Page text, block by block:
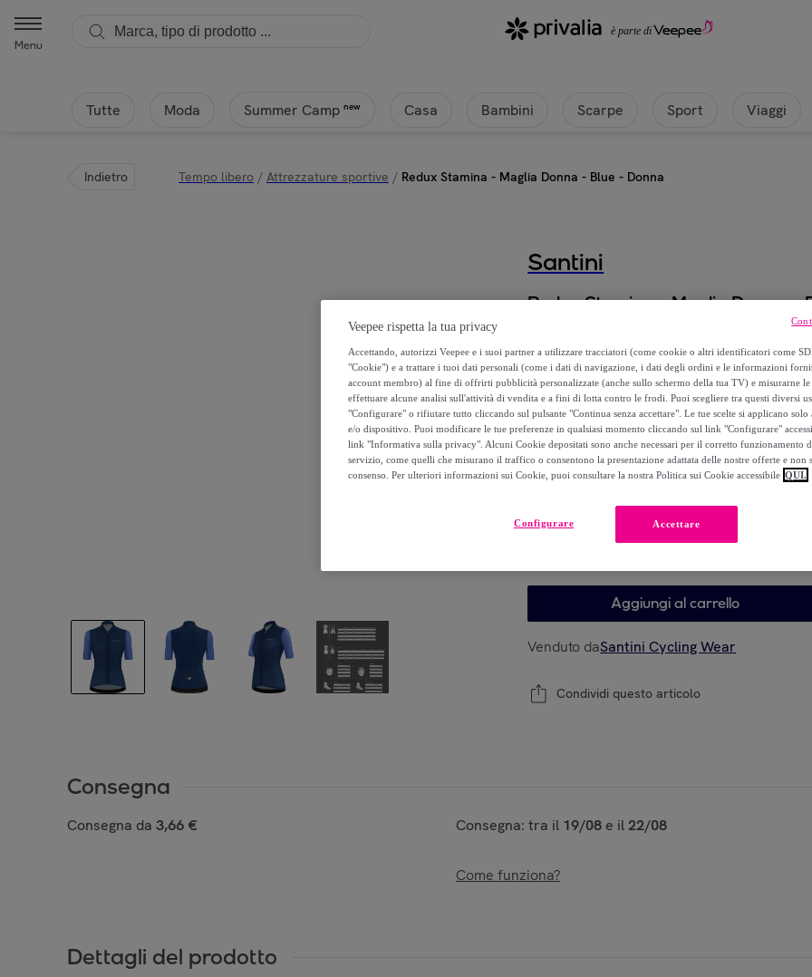
Menu
Tutte Moda Summer Camp new Casa Bambini Scarpe Sport Viaggi
Indietro Tempo libero / Attrezzature sportive / Redux Stamina - Maglia Donna - Blue - Donna
Santini
Redux Stamina - Maglia Donna -
76,00 €
169,00 €
-55%
XXL
Aggiungi al carrello
Venduto daSantini Cycling Wear
Condividi questo articolo
Consegna
Consegna da 3,66 € Consegna: tra il 19/08 e il 22/08
Come funziona?
Dettagli del prodotto
Veepee rispetta la tua privacy
Accettando, autorizzi Veepee e i suoi partner a utilizzare tracciatori (come cookie o altri identificatori come
"Cookie") e a trattare i tuoi dati personali (come i dati di navigazione, i dati degli ordini e le informazioni
account membro) al fine di offrirti pubblicità personalizzate (anche sullo schermo della tua TV) e misurarne le
effettuare alcune analisi sull'attività di vendita e a fini di lotta contro le frodi. Puoi scegliere tra questi diversi
"Configurare" o rifiutare tutto cliccando sul pulsante "Continua senza accettare". Le tue scelte si applicano solo
e/o dispositivo. Puoi modificare le tue preferenze in qualsiasi momento cliccando sul link "Configurare"
link "Informativa sulla privacy". Alcuni Cookie depositati sono anche necessari per il corretto funzionamento
servizio, come quelli che misurano il traffico o consentono la presentazione adattata delle nostre offerte e non
consenso. Per ulteriori informazioni sui Cookie, puoi consultare la nostra Politica sui Cookie accessibile QUI.
Accettare
Configurare